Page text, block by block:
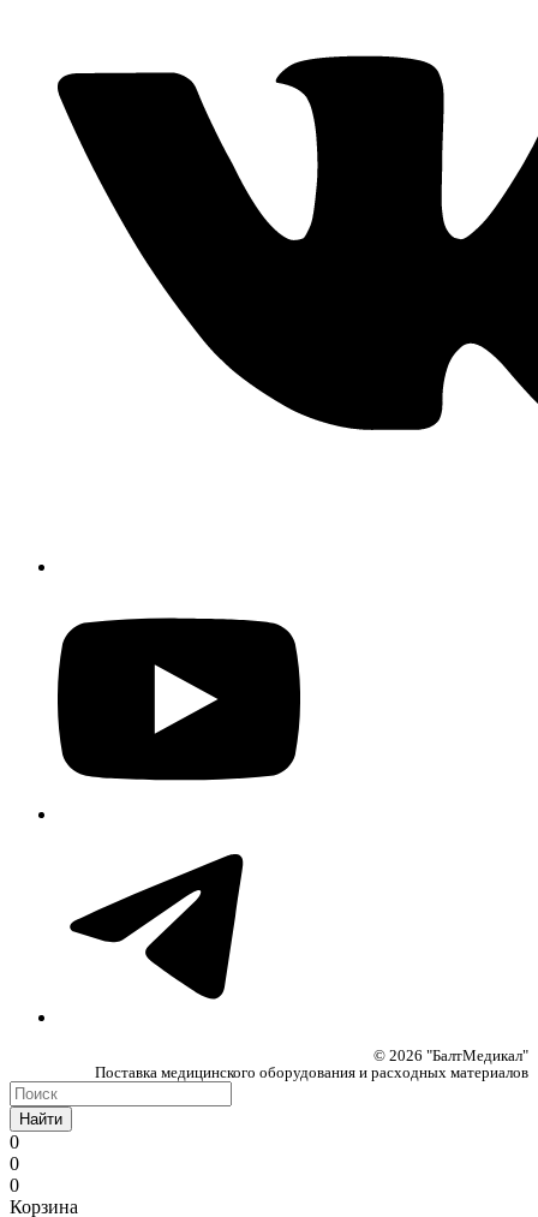
© 2026 "БалтМедикал"
Поставка медицинского оборудования и расходных материалов
Найти
0
0
0
Корзина